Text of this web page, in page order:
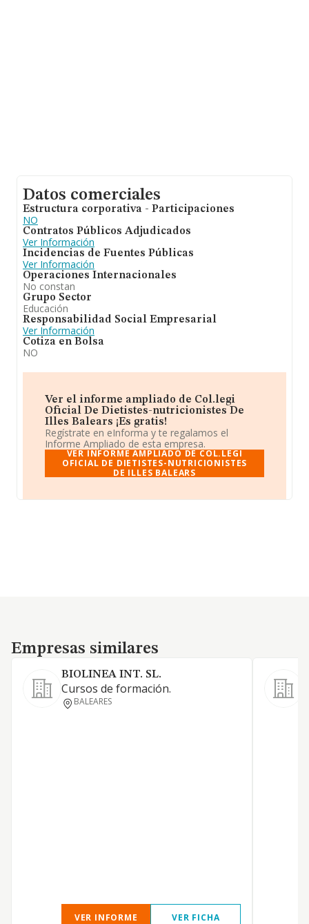
Datos comerciales
Estructura corporativa - Participaciones
NO
Contratos Públicos Adjudicados
Ver Información
Incidencias de Fuentes Públicas
Ver Información
Operaciones Internacionales
No constan
Grupo Sector
Educación
Responsabilidad Social Empresarial
Ver Información
Cotiza en Bolsa
NO
Ver el informe ampliado de Col.legi
Oficial De Dietistes-nutricionistes De
Illes Balears ¡Es gratis!
Regístrate en eInforma y te regalamos el
Informe Ampliado de esta empresa.
VER INFORME AMPLIADO DE COL.LEGI
OFICIAL DE DIETISTES-NUTRICIONISTES
DE ILLES BALEARS
Empresas similares
Empresas similares
BIOLINEA INT. SL.
Cursos de formación.
BALEARES
VER INFORME VER FICHA